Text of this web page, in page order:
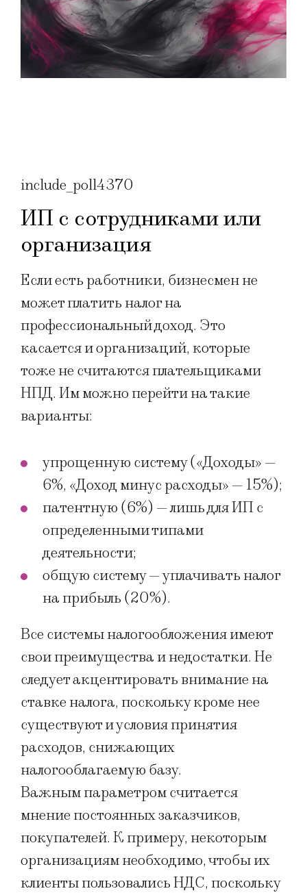
include_poll4370
ИП с сотрудниками или
организация
Если есть работники, бизнесмен не
может платить налог на
профессиональный доход. Это
касается и организаций, которые
тоже не считаются плательщиками
НПД. Им можно перейти на такие
варианты:
упрощенную систему («Доходы» —
6%, «Доход минус расходы» — 15%);
патентную (6%) — лишь для ИП с
определенными типами
деятельности;
общую систему — уплачивать налог
на прибыль (20%).
Все системы налогообложения имеют
свои преимущества и недостатки. Не
следует акцентировать внимание на
ставке налога, поскольку кроме нее
существуют и условия принятия
расходов, снижающих
налогооблагаемую базу.
Важным параметром считается
мнение постоянных заказчиков,
покупателей. К примеру, некоторым
организациям необходимо, чтобы их
клиенты пользовались НДС, поскольку